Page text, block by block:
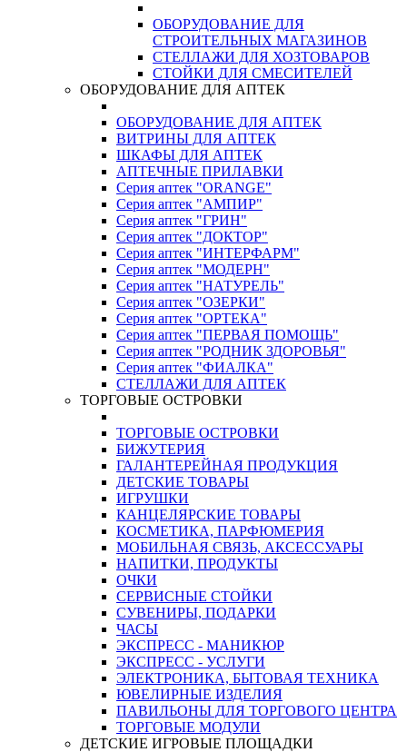
ОБОРУДОВАНИЕ ДЛЯ
СТРОИТЕЛЬНЫХ МАГАЗИНОВ
СТЕЛЛАЖИ ДЛЯ ХОЗТОВАРОВ
СТОЙКИ ДЛЯ СМЕСИТЕЛЕЙ
ОБОРУДОВАНИЕ ДЛЯ АПТЕК
ОБОРУДОВАНИЕ ДЛЯ АПТЕК
ВИТРИНЫ ДЛЯ АПТЕК
ШКАФЫ ДЛЯ АПТЕК
АПТЕЧНЫЕ ПРИЛАВКИ
Серия аптек "ORANGE"
Серия аптек "АМПИР"
Серия аптек "ГРИН"
Серия аптек "ДОКТОР"
Серия аптек "ИНТЕРФАРМ"
Серия аптек "МОДЕРН"
Серия аптек "НАТУРЕЛЬ"
Серия аптек "ОЗЕРКИ"
Серия аптек "ОРТЕКА"
Серия аптек "ПЕРВАЯ ПОМОЩЬ"
Серия аптек "РОДНИК ЗДОРОВЬЯ"
Серия аптек "ФИАЛКА"
СТЕЛЛАЖИ ДЛЯ АПТЕК
ТОРГОВЫЕ ОСТРОВКИ
ТОРГОВЫЕ ОСТРОВКИ
БИЖУТЕРИЯ
ГАЛАНТЕРЕЙНАЯ ПРОДУКЦИЯ
ДЕТСКИЕ ТОВАРЫ
ИГРУШКИ
КАНЦЕЛЯРСКИЕ ТОВАРЫ
КОСМЕТИКА, ПАРФЮМЕРИЯ
МОБИЛЬНАЯ СВЯЗЬ, АКСЕССУАРЫ
НАПИТКИ, ПРОДУКТЫ
ОЧКИ
СЕРВИСНЫЕ СТОЙКИ
СУВЕНИРЫ, ПОДАРКИ
ЧАСЫ
ЭКСПРЕСС - МАНИКЮР
ЭКСПРЕСС - УСЛУГИ
ЭЛЕКТРОНИКА, БЫТОВАЯ ТЕХНИКА
ЮВЕЛИРНЫЕ ИЗДЕЛИЯ
ПАВИЛЬОНЫ ДЛЯ ТОРГОВОГО ЦЕНТРА
ТОРГОВЫЕ МОДУЛИ
ДЕТСКИЕ ИГРОВЫЕ ПЛОЩАДКИ